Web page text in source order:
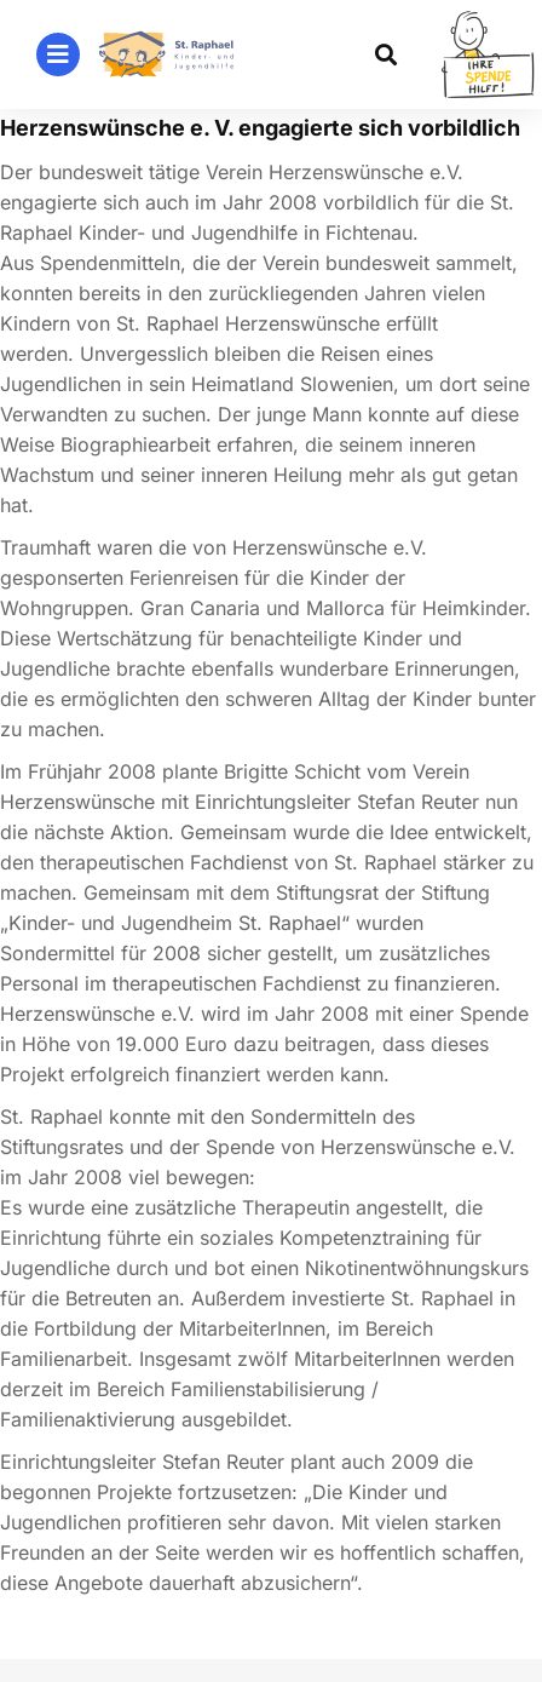
Herzenswünsche e. V. engagierte sich vorbildlich
Der bundesweit tätige Verein Herzenswünsche e.V.
engagierte sich auch im Jahr 2008 vorbildlich für die St.
Raphael Kinder- und Jugendhilfe in Fichtenau.
Aus Spendenmitteln, die der Verein bundesweit sammelt,
konnten bereits in den zurückliegenden Jahren vielen
Kindern von St. Raphael Herzenswünsche erfüllt
werden. Unvergesslich bleiben die Reisen eines
Jugendlichen in sein Heimatland Slowenien, um dort seine
Verwandten zu suchen. Der junge Mann konnte auf diese
Weise Biographiearbeit erfahren, die seinem inneren
Wachstum und seiner inneren Heilung mehr als gut getan
hat.
Traumhaft waren die von Herzenswünsche e.V.
gesponserten Ferienreisen für die Kinder der
Wohngruppen. Gran Canaria und Mallorca für Heimkinder.
Diese Wertschätzung für benachteiligte Kinder und
Jugendliche brachte ebenfalls wunderbare Erinnerungen,
die es ermöglichten den schweren Alltag der Kinder bunter
zu machen.
Im Frühjahr 2008 plante Brigitte Schicht vom Verein
Herzenswünsche mit Einrichtungsleiter Stefan Reuter nun
die nächste Aktion. Gemeinsam wurde die Idee entwickelt,
den therapeutischen Fachdienst von St. Raphael stärker zu
machen. Gemeinsam mit dem Stiftungsrat der Stiftung
„Kinder- und Jugendheim St. Raphael“ wurden
Sondermittel für 2008 sicher gestellt, um zusätzliches
Personal im therapeutischen Fachdienst zu finanzieren.
Herzenswünsche e.V. wird im Jahr 2008 mit einer Spende
in Höhe von 19.000 Euro dazu beitragen, dass dieses
Projekt erfolgreich finanziert werden kann.
St. Raphael konnte mit den Sondermitteln des
Stiftungsrates und der Spende von Herzenswünsche e.V.
im Jahr 2008 viel bewegen:
Es wurde eine zusätzliche Therapeutin angestellt, die
Einrichtung führte ein soziales Kompetenztraining für
Jugendliche durch und bot einen Nikotinentwöhnungskurs
für die Betreuten an. Außerdem investierte St. Raphael in
die Fortbildung der MitarbeiterInnen, im Bereich
Familienarbeit. Insgesamt zwölf MitarbeiterInnen werden
derzeit im Bereich Familienstabilisierung /
Familienaktivierung ausgebildet.
Einrichtungsleiter Stefan Reuter plant auch 2009 die
begonnen Projekte fortzusetzen: „Die Kinder und
Jugendlichen profitieren sehr davon. Mit vielen starken
Freunden an der Seite werden wir es hoffentlich schaffen,
diese Angebote dauerhaft abzusichern“.